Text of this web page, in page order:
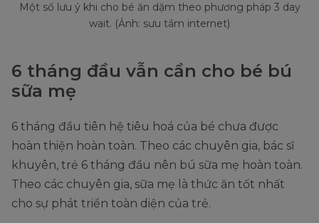
Một số lưu ý khi cho bé ăn dặm theo phương pháp 3 day
wait. (Ảnh: sưu tầm internet)
6 tháng đầu vẫn cần cho bé bú
sữa mẹ
6 tháng đầu tiên hệ tiêu hoá của bé chưa được
hoàn thiện hoàn toàn. Theo các chuyên gia, bác sĩ
khuyên, trẻ 6 tháng đầu nên bú sữa mẹ hoàn toàn.
Theo các chuyên gia, sữa mẹ là thức ăn tốt nhất
cho sự phát triển toàn diện của trẻ.